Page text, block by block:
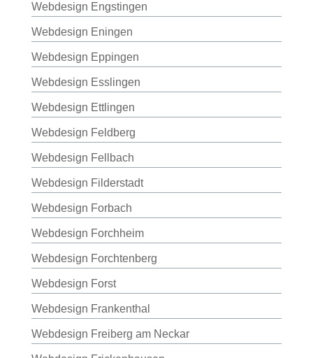
Webdesign Engstingen
Webdesign Eningen
Webdesign Eppingen
Webdesign Esslingen
Webdesign Ettlingen
Webdesign Feldberg
Webdesign Fellbach
Webdesign Filderstadt
Webdesign Forbach
Webdesign Forchheim
Webdesign Forchtenberg
Webdesign Forst
Webdesign Frankenthal
Webdesign Freiberg am Neckar